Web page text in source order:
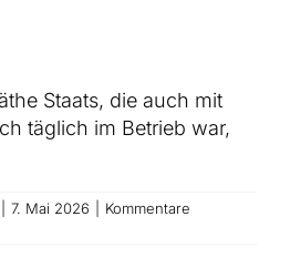
Staats, die auch mit
täglich im Betrieb war,
7. Mai 2026
Kommentare